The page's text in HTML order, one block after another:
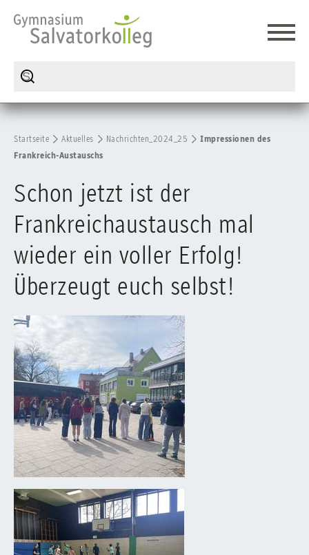
Startseite Aktuelles Nachrichten_2024_25
Impressionen des
Frankreich-Austauschs
Schon jetzt ist der
Frankreichaustausch mal
wieder ein voller Erfolg!
Überzeugt euch selbst!